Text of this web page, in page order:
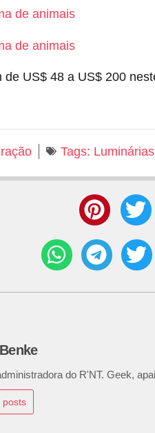
de US$ 48 a US$ 200
Tags: Luminárias
do R'NT. Geek,
posts